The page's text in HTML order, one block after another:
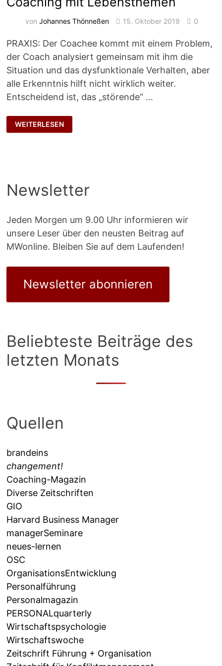
vonJohannes Thönneßen 15. Oktober 2019 0
PRAXIS: Der Coachee kommt mit einem Problem,
der Coach analysiert gemeinsam mit ihm die
Situation und das dysfunktionale Verhalten, aber
alle Erkenntnis hilft nicht wirklich weiter.
Entscheidend ist, das „störende“ …
COACHING
MIT
LEBENSTHEMEN
WEITERLESEN
Newsletter
Jeden Morgen um 9.00 Uhr informieren wir
unsere Leser über den neusten Beitrag auf
MWonline. Bleiben Sie auf dem Laufenden!
Newsletter abonnieren
Beliebteste Beiträge des
letzten Monats
Quellen
brandeins
changement!
Coaching-Magazin
Diverse Zeitschriften
GIO
Harvard Business Manager
managerSeminare
neues-lernen
OSC
OrganisationsEntwicklung
Personalführung
Personalmagazin
PERSONALquarterly
Wirtschaftspsychologie
Wirtschaftswoche
Zeitschrift Führung + Organisation